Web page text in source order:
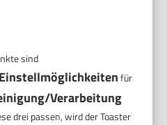
sind
Einstellmöglichkeitenfür
Verarbeitung
drei passen, wird der Toaster